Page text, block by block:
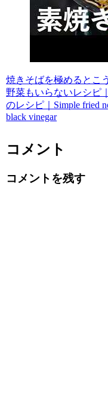
焼きそばを極めるとこ
野菜もいらないレシピ
のレシピ｜Simple fried
black vinegar
コメント
コメントを残す